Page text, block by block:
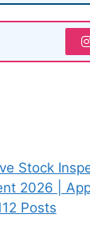
Stock
2026 |
Posts